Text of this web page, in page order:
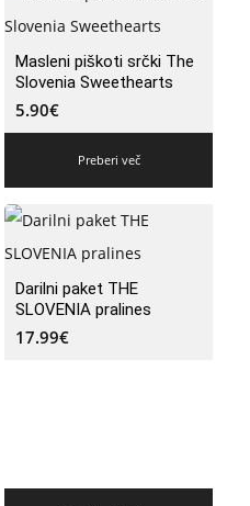
Masleni piškoti srčki The
Slovenia Sweethearts
5.90€
Preberi več
Darilni paket THE
SLOVENIA pralines
17.99€